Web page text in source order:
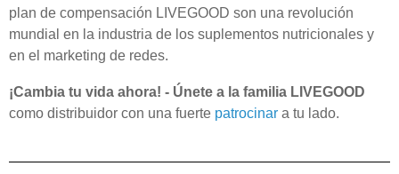
plan de compensación LIVEGOOD son una revolución
mundial en la industria de los suplementos nutricionales y
en el marketing de redes.
¡Cambia tu vida ahora! - Únete a la familia LIVEGOOD
como distribuidor con una fuerte patrocinar a tu lado.